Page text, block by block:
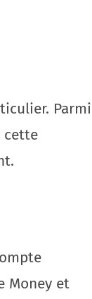
Parmi
cette
Money et